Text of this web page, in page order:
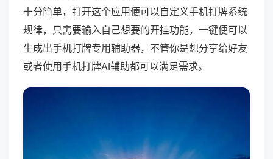
十分简单，打开这个应用便可以自定义手机打牌系统
规律，只需要输入自己想要的开挂功能，一键便可以
生成出手机打牌专用辅助器，不管你是想分享给好友
或者使用手机打牌AI辅助都可以满足需求。